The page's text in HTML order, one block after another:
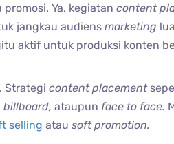
Ya, kegiatan content
jangkau audiens marketing
aktif untuk produksi konten
Strategi content placement
billboard, ataupun face to face.
selling atau soft promotion.